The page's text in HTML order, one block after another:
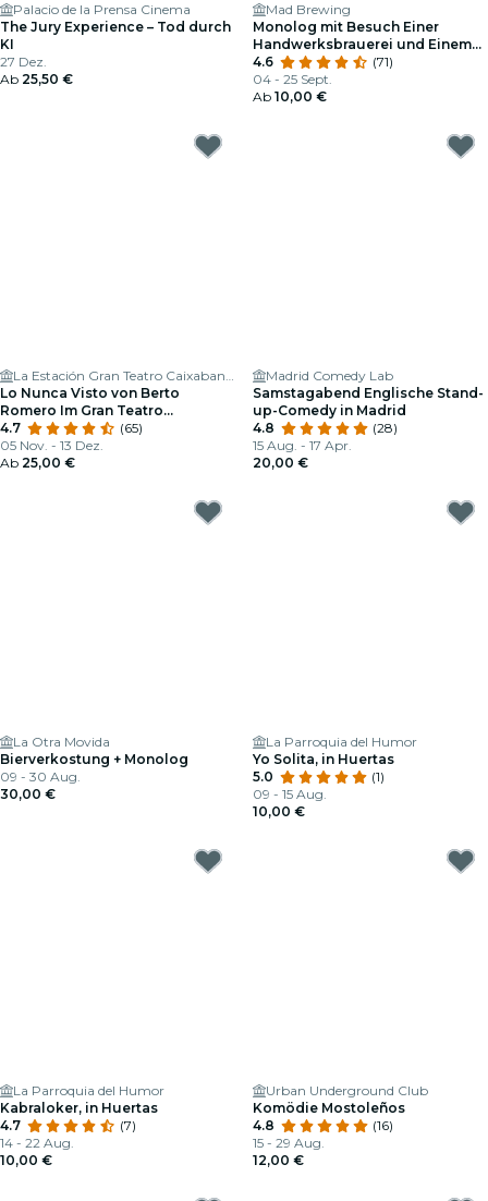
Palacio de la Prensa Cinema
The Jury Experience – Tod durch
KI
27 Dez.
Ab 25,50 €
Mad Brewing
Monolog mit Besuch Einer
Handwerksbrauerei und Einem
Bierchen
4.6
(71)
04 - 25 Sept.
Ab 10,00 €
La Estación Gran Teatro Caixabank Príncipe Pío
Lo Nunca Visto von Berto
Romero Im Gran Teatro
CaixaBank Príncipe Pío
4.7
(65)
05 Nov. - 13 Dez.
Ab 25,00 €
Madrid Comedy Lab
Samstagabend Englische Stand-
up-Comedy in Madrid
4.8
(28)
15 Aug. - 17 Apr.
20,00 €
La Otra Movida
Bierverkostung + Monolog
09 - 30 Aug.
30,00 €
La Parroquia del Humor
Yo Solita, in Huertas
5.0
(1)
09 - 15 Aug.
10,00 €
La Parroquia del Humor
Kabraloker, in Huertas
4.7
(7)
14 - 22 Aug.
10,00 €
Urban Underground Club
Komödie Mostoleños
4.8
(16)
15 - 29 Aug.
12,00 €